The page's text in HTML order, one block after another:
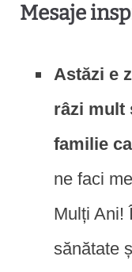
Mesaje
Astăzi e
râzi mult
familie
ne faci
Mulți Ani!
sănătate